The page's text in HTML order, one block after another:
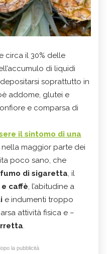
circa il 30% delle
di liquidi
soprattutto in
addome, glutei e
e comparsa di
il sintomo di una
nella maggior parte dei
poco sano, che
fumo di sigaretta, il
caffè, l’abitudine a
e indumenti troppo
attività fisica e –
.
la pubblicità